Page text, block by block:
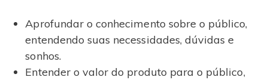
Aprofundar o conhecimento sobre o público,
entendendo suas necessidades, dúvidas e
sonhos.
Entender o valor do produto para o público,